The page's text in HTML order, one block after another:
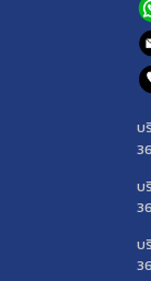
บ
บ
บ